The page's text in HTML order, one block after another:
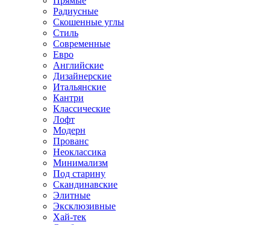
Радиусные
Скошенные углы
Стиль
Современные
Евро
Английские
Дизайнерские
Итальянские
Кантри
Классические
Лофт
Модерн
Прованс
Неоклассика
Минимализм
Под старину
Скандинавские
Элитные
Эксклюзивные
Хай-тек